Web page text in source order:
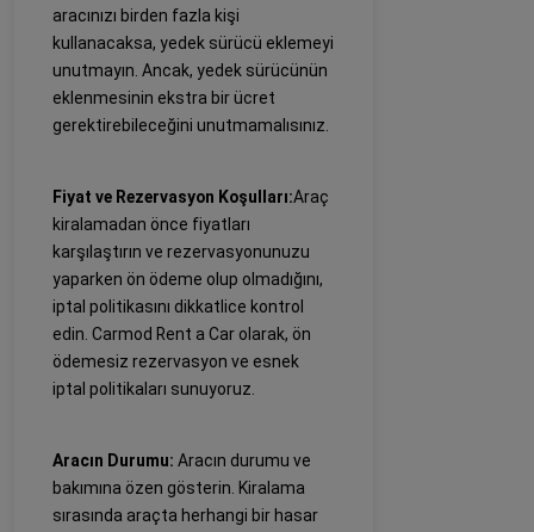
aracınızı birden fazla kişi
kullanacaksa, yedek sürücü eklemeyi
unutmayın. Ancak, yedek sürücünün
eklenmesinin ekstra bir ücret
gerektirebileceğini unutmamalısınız.
Fiyat ve Rezervasyon Koşulları:Araç
kiralamadan önce fiyatları
karşılaştırın ve rezervasyonunuzu
yaparken ön ödeme olup olmadığını,
iptal politikasını dikkatlice kontrol
edin. Carmod Rent a Car olarak, ön
ödemesiz rezervasyon ve esnek
iptal politikaları sunuyoruz.
Aracın Durumu: Aracın durumu ve
bakımına özen gösterin. Kiralama
sırasında araçta herhangi bir hasar